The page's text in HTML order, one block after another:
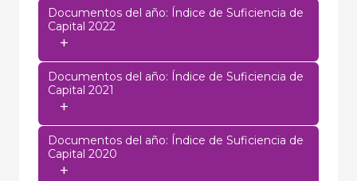
Documentos del año: Índice de Suficiencia de
Capital 2022
+
Documentos del año: Índice de Suficiencia de
Capital 2021
+
Documentos del año: Índice de Suficiencia de
Capital 2020
+